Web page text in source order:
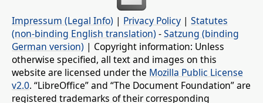
Impressum (Legal Info) | Privacy Policy | Statutes
(non-binding English translation) -Satzung (binding
German version) | Copyright information: Unless
otherwise specified, all text and images on this
website are licensed under the Mozilla Public License
v2.0. “LibreOffice” and “The Document Foundation” are
registered trademarks of their corresponding